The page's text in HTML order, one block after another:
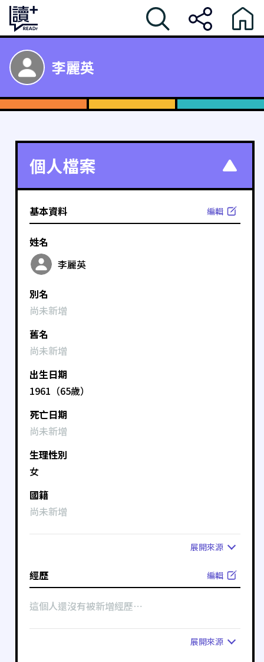
李麗英
個人檔案
基本資料 編輯
姓名
李麗英
別名
尚未新增
舊名
尚未新增
出生日期
1961（65歲）
死亡日期
尚未新增
生理性別
女
國籍
尚未新增
展開來源
經歷 編輯
這個人還沒有被新增經歷⋯
展開來源